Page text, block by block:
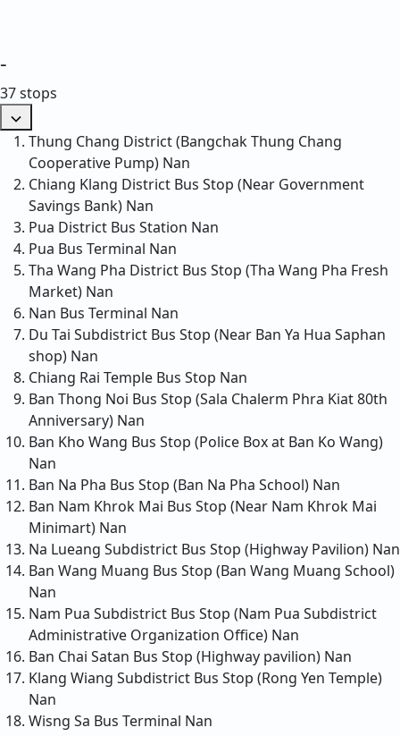
-
37 stops
Thung Chang District (Bangchak Thung Chang
Cooperative Pump) Nan
Chiang Klang District Bus Stop (Near Government
Savings Bank) Nan
Pua District Bus Station Nan
Pua Bus Terminal Nan
Tha Wang Pha District Bus Stop (Tha Wang Pha Fresh
Market) Nan
Nan Bus Terminal Nan
Du Tai Subdistrict Bus Stop (Near Ban Ya Hua Saphan
shop) Nan
Chiang Rai Temple Bus Stop Nan
Ban Thong Noi Bus Stop (Sala Chalerm Phra Kiat 80th
Anniversary) Nan
Ban Kho Wang Bus Stop (Police Box at Ban Ko Wang)
Nan
Ban Na Pha Bus Stop (Ban Na Pha School) Nan
Ban Nam Khrok Mai Bus Stop (Near Nam Khrok Mai
Minimart) Nan
Na Lueang Subdistrict Bus Stop (Highway Pavilion) Nan
Ban Wang Muang Bus Stop (Ban Wang Muang School)
Nan
Nam Pua Subdistrict Bus Stop (Nam Pua Subdistrict
Administrative Organization Office) Nan
Ban Chai Satan Bus Stop (Highway pavilion) Nan
Klang Wiang Subdistrict Bus Stop (Rong Yen Temple)
Nan
Wisng Sa Bus Terminal Nan